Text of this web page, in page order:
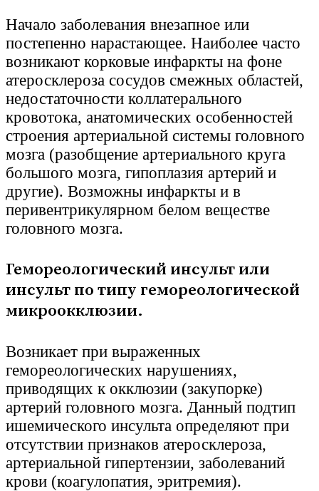
Начало заболевания внезапное или
постепенно нарастающее. Наиболее часто
возникают корковые инфаркты на фоне
атеросклероза сосудов смежных областей,
недостаточности коллатерального
кровотока, анатомических особенностей
строения артериальной системы головного
мозга (разобщение артериального круга
большого мозга, гипоплазия артерий и
другие). Возможны инфаркты и в
перивентрикулярном белом веществе
головного мозга.
Гемореологический инсульт или
инсульт по типу гемореологической
микроокклюзии.
Возникает при выраженных
гемореологических нарушениях,
приводящих к окклюзии (закупорке)
артерий головного мозга. Данный подтип
ишемического инсульта определяют при
отсутствии признаков атеросклероза,
артериальной гипертензии, заболеваний
крови (коагулопатия, эритремия).